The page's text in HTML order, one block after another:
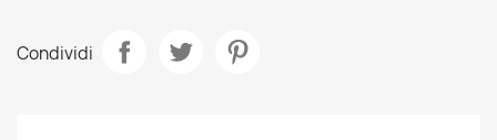
Condividi